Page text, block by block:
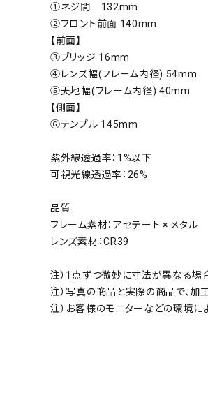
①ネジ間 132mm
②フロント前面 140mm
【前面】
③ブリッジ 16mm
④レンズ幅(フレーム内径) 54mm
⑤天地幅(フレーム内径) 40mm
【側面】
⑥テンプル 145mm
紫外線透過率：1%以下
可視光線透過率：26%
品質
フレーム素材：アセテート × メタル
レンズ素材：CR39
注）1点ずつ微妙に寸法が異なる場
注）写真の商品と実際の商品で、加
注）お客様のモニターなどの環境に